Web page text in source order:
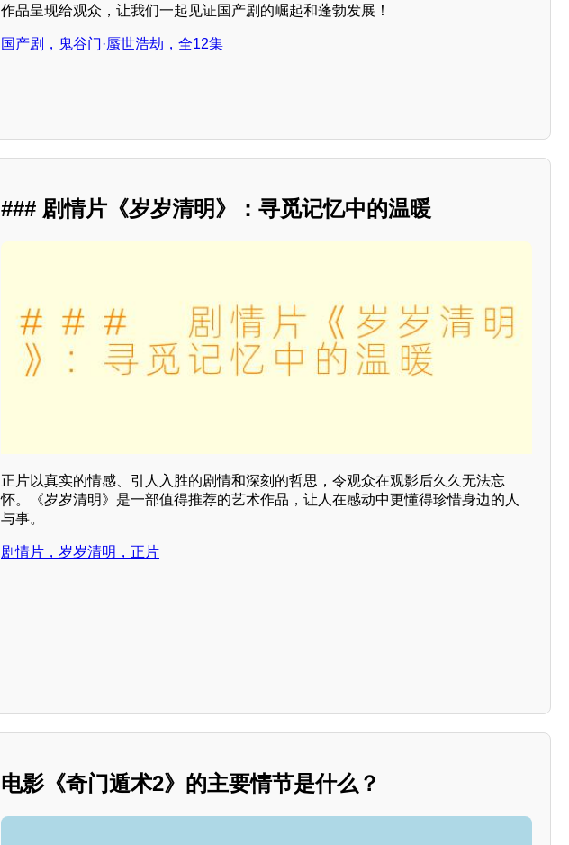
作品呈现给观众，让我们一起见证国产剧的崛起和蓬勃发展！
国产剧，鬼谷门·蜃世浩劫，全12集
### 剧情片《岁岁清明》：寻觅记忆中的温暖
正片以真实的情感、引人入胜的剧情和深刻的哲思，令观众在观影后久久无法忘
怀。《岁岁清明》是一部值得推荐的艺术作品，让人在感动中更懂得珍惜身边的人
与事。
剧情片，岁岁清明，正片
电影《奇门遁术2》的主要情节是什么？